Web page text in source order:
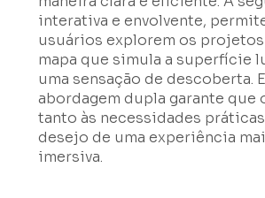
interativa e envolvente,
usuários explorem os projetos
mapa que simula a superfície
uma sensação de descoberta.
abordagem dupla garante que
tanto às necessidades
desejo de uma experiência
imersiva.